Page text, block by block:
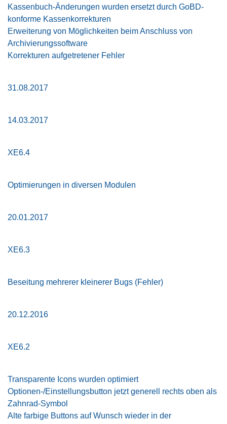
Kassenbuch-Änderungen wurden ersetzt durch GoBD-
konforme Kassenkorrekturen
Erweiterung von Möglichkeiten beim Anschluss von
Archivierungssoftware
Korrekturen aufgetretener Fehler
31.08.2017
14.03.2017
XE6.4
Optimierungen in diversen Modulen
20.01.2017
XE6.3
Beseitung mehrerer kleinerer Bugs (Fehler)
20.12.2016
XE6.2
Transparente Icons wurden optimiert
Optionen-/Einstellungsbutton jetzt generell rechts oben als
Zahnrad-Symbol
Alte farbige Buttons auf Wunsch wieder in der